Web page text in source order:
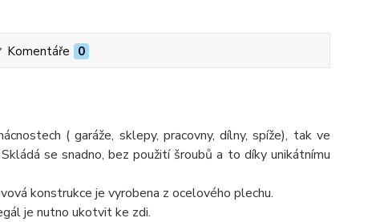
Komentáře 0
( garáže, sklepy, pracovny, dílny, spíže), tak ve
se snadno, bez použití šroubů a to díky unikátnímu
konstrukce je vyrobena z ocelového plechu.
je nutno ukotvit ke zdi.